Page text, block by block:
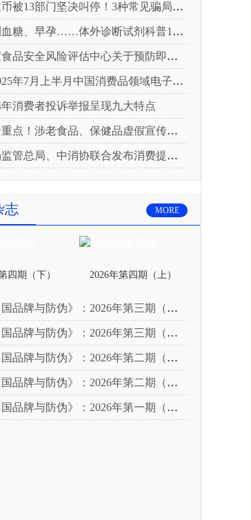
被13部门坚决叫停！3种常见骗局“套路”曝光
糖、早孕……体外诊断试剂科普10问来了！建议收藏
安全风险评估中心关于预防即食真空包装肉制品肉毒中毒的风险提示
年7月上半月中国消费品领域电子电器行业产品质量投诉分析报告》
年消费者投诉举报呈现九大特点
点！涉老食品、保健品虚假宣传识别技巧
局、中消协联合发布消费提示：关注检测报告：果蔬安全的“通行证”
志 MORE
四期（下） 2026年第四期（上）
国品牌与防伪》：2026年第三期（下）
国品牌与防伪》：2026年第三期（上）
国品牌与防伪》：2026年第二期（下）
国品牌与防伪》：2026年第二期（上）
国品牌与防伪》：2026年第一期（下）